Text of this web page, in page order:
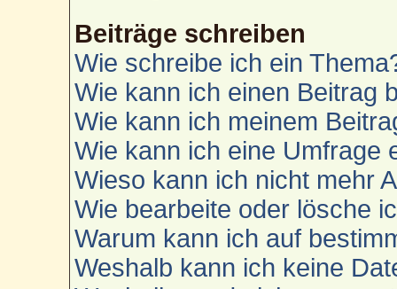
Beiträge schreiben
Wie schreibe ich ein
Wie kann ich einen Beitrag
Wie kann ich meinem
Wie kann ich eine Umfrage
Wieso kann ich nicht mehr
Wie bearbeite oder lösche
Warum kann ich auf
Weshalb kann ich keine